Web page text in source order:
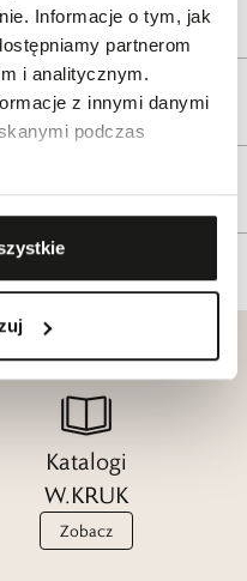
Informacje o tym, jak
partnerom
i analitycznym.
z innymi danymi
podczas
Katalogi
W.KRUK
Zobacz